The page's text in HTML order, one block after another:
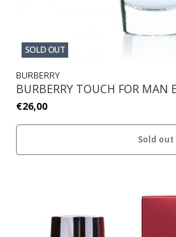
SOLD OUT
BURBERRY
BURBERRY TOUCH FOR MAN
€26,00
Sold out